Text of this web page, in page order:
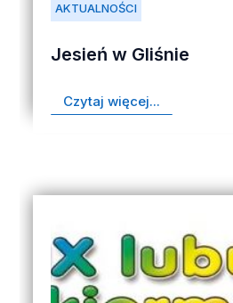
AKTUALNOŚCI
Jesień w Gliśnie
Czytaj więcej...